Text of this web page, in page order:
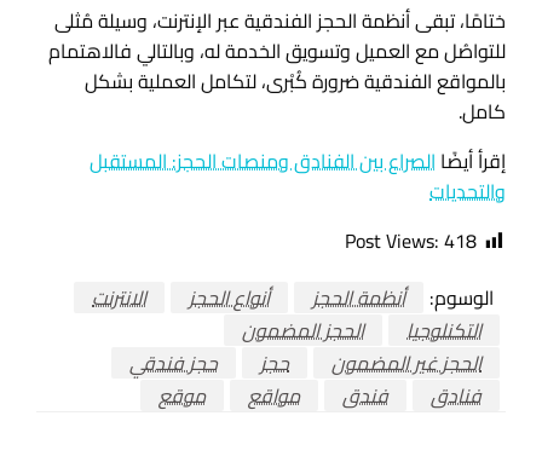
ختامًا، تبقى أنظمة الحجز الفندقية عبر الإنترنت، وسيلة مُثلى
للتواصُل مع العميل وتسويق الخدمة له، وبالتالي فالاهتمام
بالمواقع الفندقية ضرورة كُبْرى، لتكامل العملية بشكل
كامل.
إقرأ أيضًا الصراع بين الفنادق ومنصات الحجز: المستقبل
والتحديات
Post Views:418
الوسوم:
أنظمة الحجز أنواع الحجز
الانترنت
التكنلوجيا
الحجز المضمون
الحجز غير المضمون
حجز
حجز فندقي
فنادق
فندق مواقع موقع